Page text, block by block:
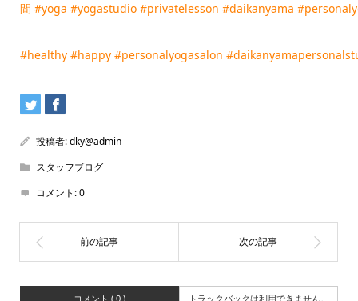
間 #yoga #yogastudio #privatelesson #daikanyama
#healthy #happy #personalyogasalon
投稿者:dky@admin
スタッフブログ
コメント:0
コメント ( 0 ) トラックバックは利用できません。